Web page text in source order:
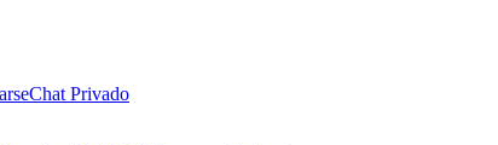
Chat Privado